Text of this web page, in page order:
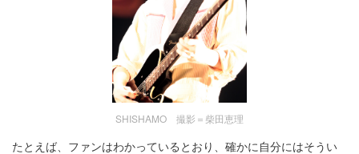
SHISHAMO 撮影＝柴田恵理
たとえば、ファンはわかっているとおり、確かに自分にはそうい